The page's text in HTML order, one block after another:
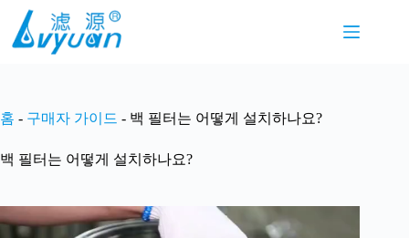
으
뛰
홈 - 구매자 가이드 - 백 필터는 어떻게 설치하나요?
백 필터는 어떻게 설치하나요?